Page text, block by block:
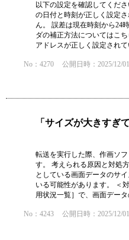
以下の設定を確認してください。 日付時刻設定の確認
の日付と時刻が正しく設定
ん。 誤差は現在時刻から24
ダの補正方法についてはこちら IPアドレスの確認 V10/V9本体
アドレスが正しく設定されて
No：4270 公開日時：2025/12/
「サイズが大きすぎ
転送を実行した際、作画ソ
す。 考えられる原因と対処方法は以下で
としている画面データのサ
いる可能性があります。 ＜対処方法＞ V-SFT-6の［ツール］→［使
用状況一覧］で、画面デー
No：4243 公開日時：2025/12/